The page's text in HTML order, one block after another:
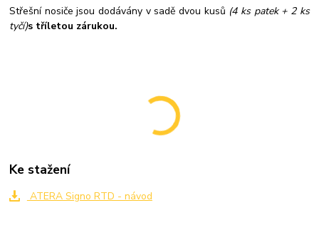
Střešní nosiče jsou dodávány v sadě dvou kusů (4 ks patek + 2 ks
tyčí)s tříletou zárukou.
Ke stažení
ATERA Signo RTD - návod